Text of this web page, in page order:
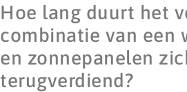
Hoe lang duurt het
combinatie van een
en zonnepanelen
terugverdiend?